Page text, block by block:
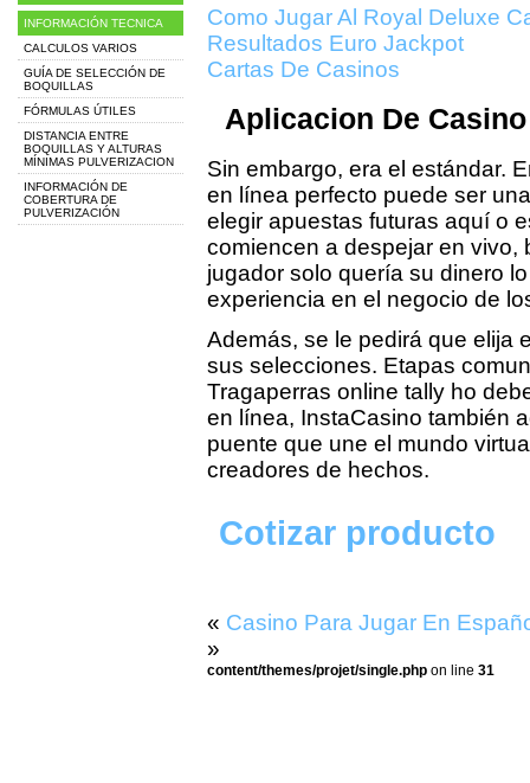
Como Jugar Al Royal Deluxe
Resultados Euro Jackpot
Cartas De Casinos
Aplicacion De
Sin embargo, era el estándar.
en línea perfecto puede ser
elegir apuestas futuras aquí o
comiencen a despejar en vivo,
jugador solo quería su dinero
experiencia en el negocio de
Además, se le pedirá que elija
sus selecciones. Etapas
Tragaperras online tally ho
en línea, InstaCasino también
puente que une el mundo
creadores de hechos.
Cotizar producto
« Casino Para Jugar En
»
content/themes/projet/single.php on line 31
INFORMACIÓN TECNICA
CALCULOS VARIOS
GUÍA DE SELECCIÓN DE
BOQUILLAS
FÓRMULAS ÚTILES
DISTANCIA ENTRE
BOQUILLAS Y ALTURAS
MÍNIMAS PULVERIZACION
INFORMACIÓN DE
COBERTURA DE
PULVERIZACIÓN